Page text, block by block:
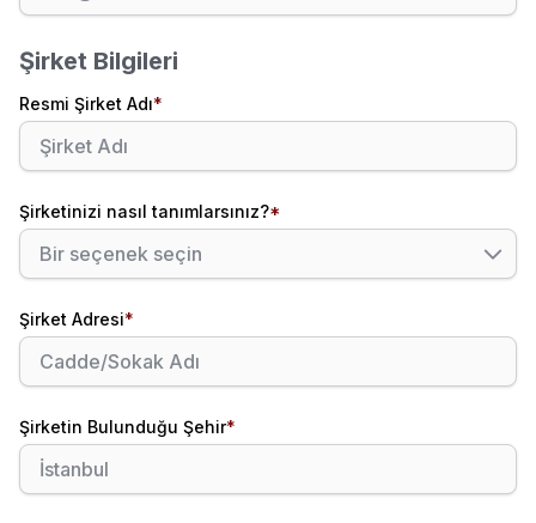
Şirket Bilgileri
Resmi Şirket Adı*
Şirketinizi nasıl tanımlarsınız?*
Şirket Adresi*
Şirketin Bulunduğu Şehir*